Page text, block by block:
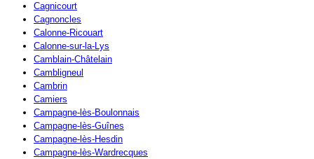
Cagnicourt
Cagnoncles
Calonne-Ricouart
Calonne-sur-la-Lys
Camblain-Châtelain
Cambligneul
Cambrin
Camiers
Campagne-lès-Boulonnais
Campagne-lès-Guînes
Campagne-lès-Hesdin
Campagne-lès-Wardrecques